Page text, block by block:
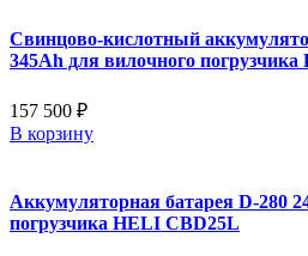
Свинцово-кислотный
345Ah для вилочного
157 500 ₽
В корзину
Аккумуляторная батарея D-280
погрузчика HELI CBD25L